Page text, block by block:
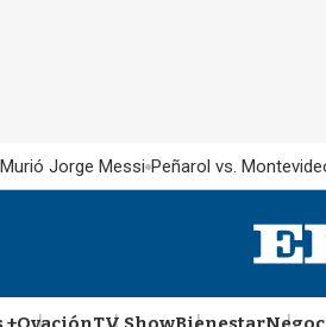
Murió Jorge Messi Peñarol vs.